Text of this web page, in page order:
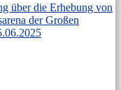
über die Erhebung von
der Großen